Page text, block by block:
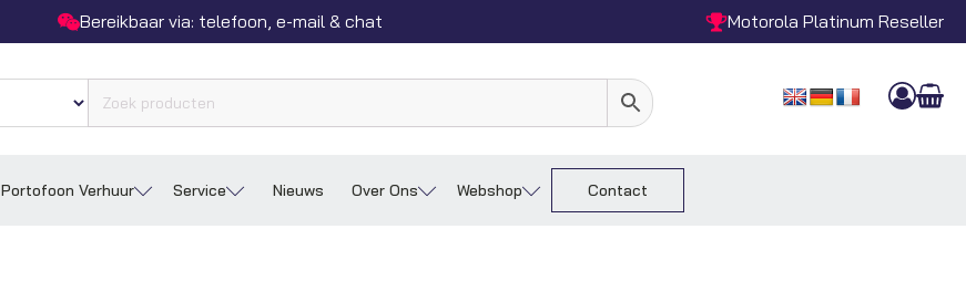
Bereikbaar via: telefoon, e-mail & chat Motorola Platinum Reseller
Portofoon Verhuur Service Nieuws Over Ons Webshop Contact